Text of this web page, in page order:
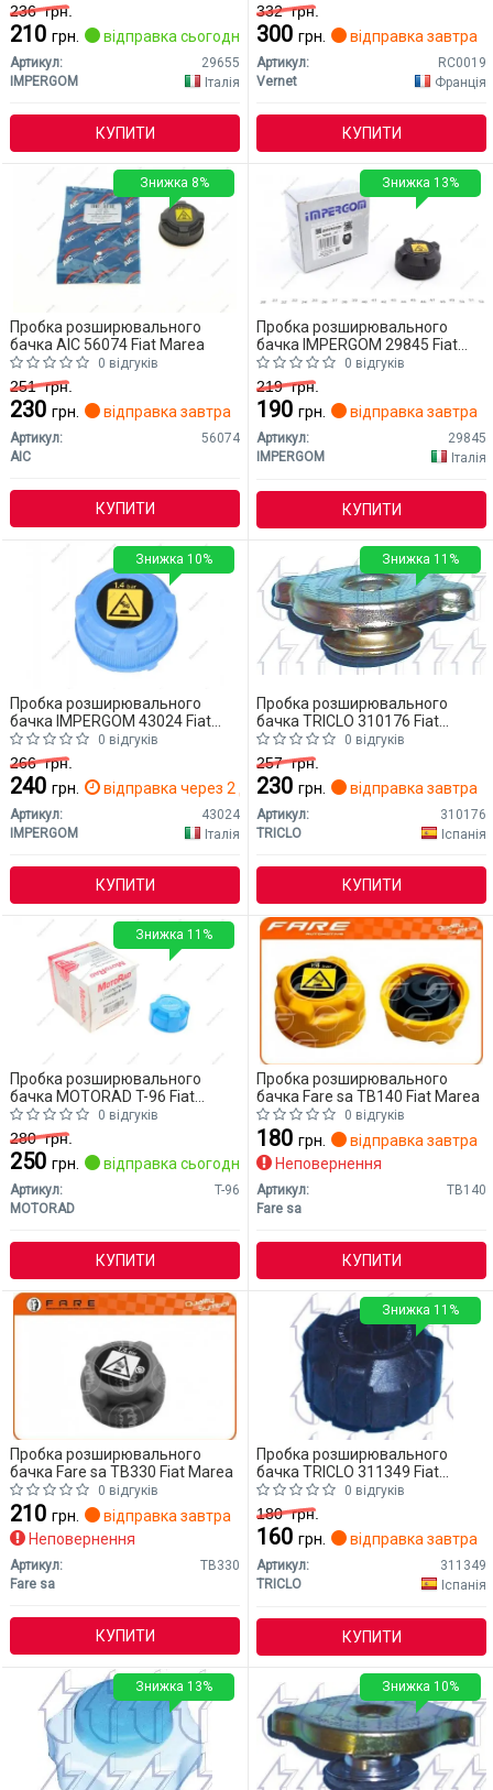
236грн.
210 грн. відправка сьогодні
Артикул:
29655
IMPERGOM
Італія
КУПИТИ
332грн.
300 грн. відправка завтра
Артикул:
RC0019
Vernet
Франція
КУПИТИ
Пробка розширювального
бачка AIC 56074 Fiat Marea
0 відгуків
251грн.
230 грн. відправка завтра
Артикул:
56074
AIC
КУПИТИ
Знижка 8%
Пробка розширювального
бачка IMPERGOM 29845 Fiat
Marea
0 відгуків
219грн.
190 грн. відправка завтра
Артикул:
29845
IMPERGOM
Італія
КУПИТИ
Знижка 13%
Пробка розширювального
бачка IMPERGOM 43024 Fiat
Marea
0 відгуків
266грн.
240 грн. відправка через 2 дн.
Артикул:
43024
IMPERGOM
Італія
КУПИТИ
Знижка 10%
Пробка розширювального
бачка TRICLO 310176 Fiat
Marea
0 відгуків
257грн.
230 грн. відправка завтра
Артикул:
310176
TRICLO
Іспанія
КУПИТИ
Знижка 11%
Пробка розширювального
бачка MOTORAD T-96 Fiat
Marea
0 відгуків
280грн.
250 грн. відправка сьогодні
Артикул:
T-96
MOTORAD
КУПИТИ
Знижка 11%
Пробка розширювального
бачка Fare sa TB140 Fiat Marea
0 відгуків
180 грн.
відправка завтра
Неповернення
Артикул:
TB140
Fare sa
КУПИТИ
Пробка розширювального
бачка Fare sa TB330 Fiat Marea
0 відгуків
210 грн.
відправка завтра
Неповернення
Артикул:
TB330
Fare sa
КУПИТИ
Пробка розширювального
бачка TRICLO 311349 Fiat
Marea
0 відгуків
180грн.
160 грн. відправка завтра
Артикул:
311349
TRICLO
Іспанія
КУПИТИ
Знижка 11%
Знижка 13% Знижка 10%